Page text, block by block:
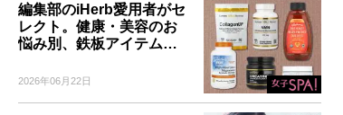
編集部のiHerb愛用者がセ
レクト。健康・美容のお
悩み別、鉄板アイテム…
2026年06月22日